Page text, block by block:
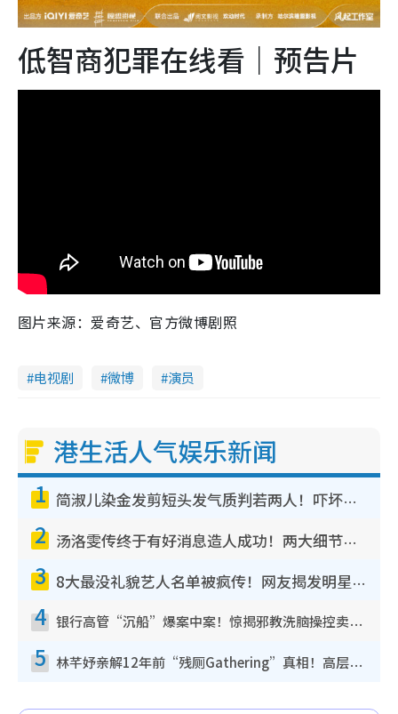
低智商犯罪在线看｜预告片
图片来源：爱奇艺、官方微博剧照
电视剧 微博 演员
港生活人气娱乐新闻
1 简淑儿染金发剪短头发气质判若两人！吓坏老公麦大力都认不出：“你做什么？”
2 汤洛雯传终于有好消息造人成功！两大细节曝孕味极浓引猜测：大肚婆先会咁！
3 8大最没礼貌艺人名单被疯传！网友揭发明星真面目，一致数落这一位是无品天花板？
4 银行高管“沉船”爆案中案！惊揭邪教洗脑操控卖淫被吞600万，幕后黑手讲多错多
5 林芊妤亲解12年前“残厕Gathering”真相！高层解约一句话重创尊严，至今拒返TVB